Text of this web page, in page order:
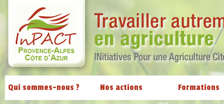
Qui sommes-nous ? Nos actions Formations